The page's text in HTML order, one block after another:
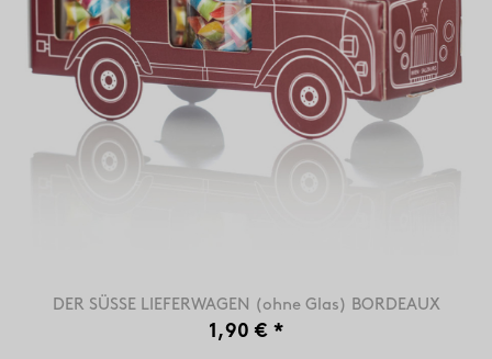
DER SÜSSE LIEFERWAGEN (ohne Glas) BORDEAUX
1,90 € *